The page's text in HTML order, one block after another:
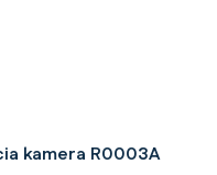
kamera R0003A